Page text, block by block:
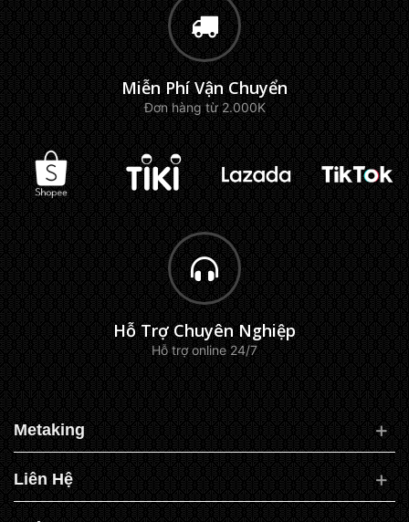
Miễn Phí Vận Chuyển
Đơn hàng từ 2.000K
Hỗ Trợ Chuyên Nghiệp
Hỗ trợ online 24/7
Metaking
Liên Hệ